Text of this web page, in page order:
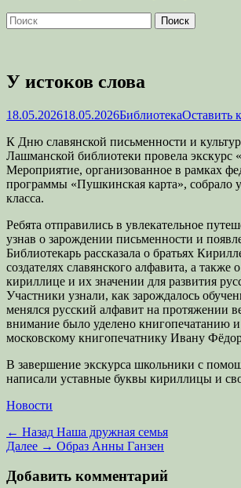
Поиск
Найти:
У истоков слова
Опубликовано
18.05.202618.05.2026Автор
БиблиотекаОставить
К Дню славянской письменности и
Лашманской библиотеки провела экскурс
Мероприятие, организованное в рамках
программы «Пушкинская карта», собрало
класса.
Ребята отправились в увлекательное
узнав о зарождении письменности и
Библиотекарь рассказала о братьях
создателях славянского алфавита, а также
кириллице и их значении для развития
Участники узнали, как зарождалось
менялся русский алфавит на протяжении
внимание было уделено книгопечатанию
московскому книгопечатнику Ивану
В завершение экскурса школьники с
написали уставные буквы кириллицы и
Категории
Новости
Навигация
по
записям
← Назад Предыдущая
запись:
Наша дружная семья
Далее → Следующая
Образ Анны Ганзен
Добавить комментарий